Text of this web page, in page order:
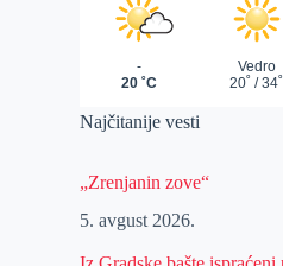
Najčitanije vesti
„Zrenjanin zove“
5. avgust 2026.